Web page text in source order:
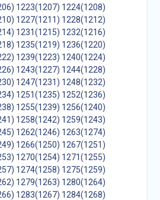
1223(1207) 1224(1208)
1227(1211) 1228(1212)
1231(1215) 1232(1216)
1235(1219) 1236(1220)
1239(1223) 1240(1224)
1243(1227) 1244(1228)
1247(1231) 1248(1232)
1251(1235) 1252(1236)
1255(1239) 1256(1240)
1258(1242) 1259(1243)
1262(1246) 1263(1274)
1266(1250) 1267(1251)
1270(1254) 1271(1255)
1274(1258) 1275(1259)
1279(1263) 1280(1264)
1283(1267) 1284(1268)